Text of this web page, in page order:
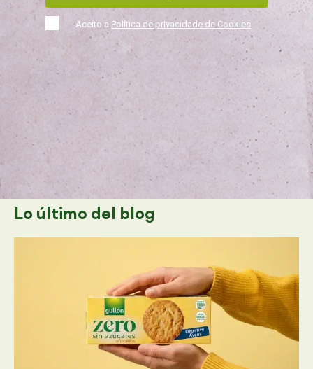
Aceito a Política de privacidade de Cookies
Lo último del blog